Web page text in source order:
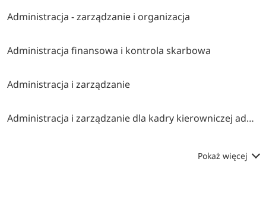
Administracja - zarządzanie i organizacja
Administracja finansowa i kontrola skarbowa
Administracja i zarządzanie
Administracja i zarządzanie dla kadry kierowniczej administracji publicznej
Pokaż więcej